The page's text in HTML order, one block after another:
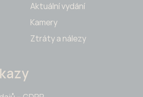
Aktuální vydání
Kamery
Ztráty a nálezy